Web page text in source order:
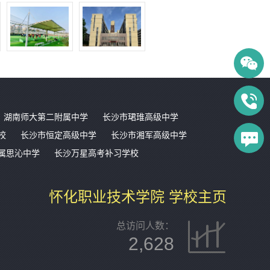
湖南师大第二附属中学
长沙市珺琟高级中学
长沙市恒定高级中学
长沙市湘军高级中学
思沁中学
长沙万星高考补习学校
怀化职业技术学院 学校主页
总访问人数：
2,628